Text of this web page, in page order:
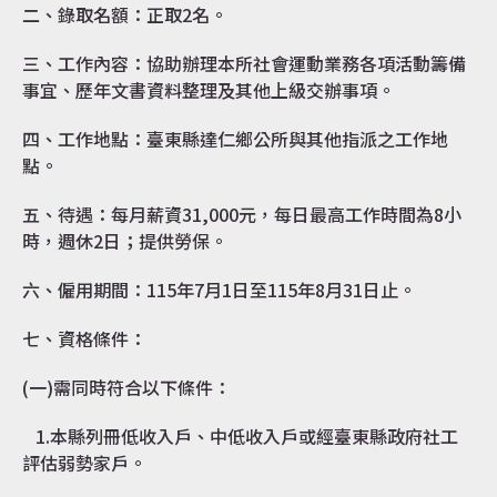
民意交流
二、錄取名額：正取2名。
三、工作內容：協助辦理本所社會運動業務各項活動籌備
事宜、歷年文書資料整理及其他上級交辦事項。
四、工作地點：臺東縣達仁鄉公所與其他指派之工作地
點。
五、待遇：每月薪資31,000元，每日最高工作時間為8小
時，週休2日；提供勞保。
六、僱用期間：115年7月1日至115年8月31日止。
七、資格條件：
(一)需同時符合以下條件：
1.本縣列冊低收入戶、中低收入戶或經臺東縣政府社工
評估弱勢家戶。